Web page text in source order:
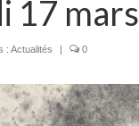
17 mars
: Actualités | 0